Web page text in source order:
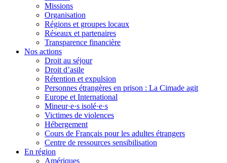
Missions
Organisation
Régions et groupes locaux
Réseaux et partenaires
Transparence financière
Nos actions
Droit au séjour
Droit d’asile
Rétention et expulsion
Personnes étrangères en prison : La Cimade agit
Europe et International
Mineur·e·s isolé·e·s
Victimes de violences
Hébergement
Cours de Français pour les adultes étrangers
Centre de ressources sensibilisation
En région
Amériques